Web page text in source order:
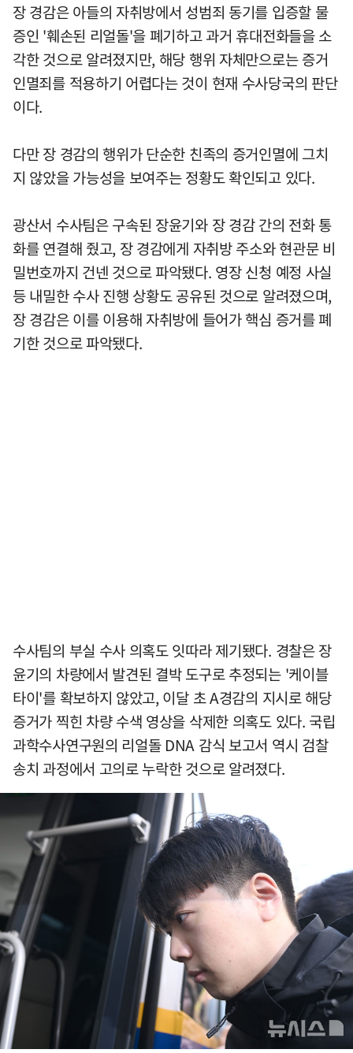
장 경감은 아들의 자취방에서 성범죄 동기를 입증할 물
증인 '훼손된 리얼돌'을 폐기하고 과거 휴대전화들을 소
각한 것으로 알려졌지만, 해당 행위 자체만으로는 증거
인멸죄를 적용하기 어렵다는 것이 현재 수사당국의 판단
이다.
다만 장 경감의 행위가 단순한 친족의 증거인멸에 그치
지 않았을 가능성을 보여주는 정황도 확인되고 있다.
광산서 수사팀은 구속된 장윤기와 장 경감 간의 전화 통
화를 연결해 줬고, 장 경감에게 자취방 주소와 현관문 비
밀번호까지 건넨 것으로 파악됐다. 영장 신청 예정 사실
등 내밀한 수사 진행 상황도 공유된 것으로 알려졌으며,
장 경감은 이를 이용해 자취방에 들어가 핵심 증거를 폐
기한 것으로 파악됐다.
수사팀의 부실 수사 의혹도 잇따라 제기됐다. 경찰은 장
윤기의 차량에서 발견된 결박 도구로 추정되는 '케이블
타이'를 확보하지 않았고, 이달 초 A경감의 지시로 해당
증거가 찍힌 차량 수색 영상을 삭제한 의혹도 있다. 국립
과학수사연구원의 리얼돌 DNA 감식 보고서 역시 검찰
송치 과정에서 고의로 누락한 것으로 알려졌다.